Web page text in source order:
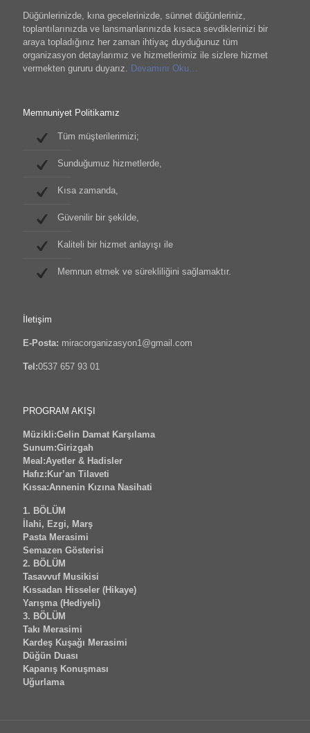
Düğünlerinizde, kına gecelerinizde, sünnet düğünleriniz,
toplantılarınızda ve lansmanlarınızda kısaca sevdiklerinizi bir
araya topladığınız her zaman ihtiyaç duyduğunuz tüm
organizasyon detaylarımız ve hizmetlerimiz ile sizlere hizmet
vermekten gururu duyarız.
Devamını Oku…
Memnuniyet Politikamız
Tüm müşterilerimizi;
Sunduğumuz hizmetlerde,
Kısa zamanda,
Güvenilir bir şekilde,
Kaliteli bir hizmet anlayışı ile
Memnun etmek ve sürekliliğini sağlamaktır.
İletişim
E-Posta: miracorganizasyon1@gmail.com
Tel:0537 657 93 01
PROGRAM AKIŞI
Müzikli:Gelin Damat Karşılama
Sunum:Girizgah
Meal:Ayetler & Hadisler
Hafız:Kur’an Tilaveti
Kıssa:Annenin Kızına Nasihati
1. BÖLÜM
İlahi, Ezgi, Marş
Pasta Merasimi
Semazen Gösterisi
2. BÖLÜM
Tasavvuf Musikisi
Kıssadan Hisseler (Hikaye)
Yarışma (Hediyeli)
3. BÖLÜM
Takı Merasimi
Kardeş Kuşağı Merasimi
Düğün Duası
Kapanış Konuşması
Uğurlama